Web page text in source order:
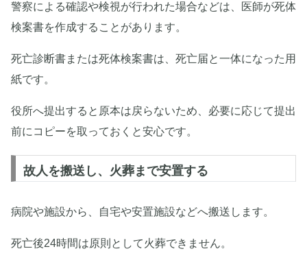
警察による確認や検視が行われた場合などは、医師が死体
検案書を作成することがあります。
死亡診断書または死体検案書は、死亡届と一体になった用
紙です。
役所へ提出すると原本は戻らないため、必要に応じて提出
前にコピーを取っておくと安心です。
故人を搬送し、火葬まで安置する
病院や施設から、自宅や安置施設などへ搬送します。
死亡後24時間は原則として火葬できません。